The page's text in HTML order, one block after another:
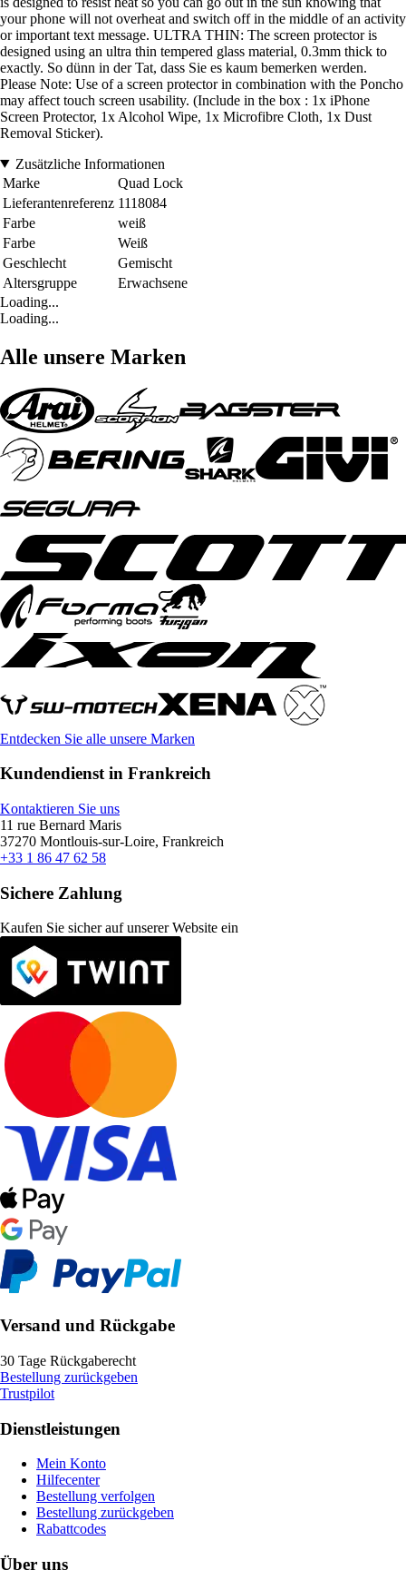
your phone will not overheat and switch off in the middle of an activity
or important text message. ULTRA THIN: The screen protector is
designed using an ultra thin tempered glass material, 0.3mm thick to
exactly. So dünn in der Tat, dass Sie es kaum bemerken werden.
Please Note: Use of a screen protector in combination with the Poncho
may affect touch screen usability. (Include in the box : 1x iPhone
Screen Protector, 1x Alcohol Wipe, 1x Microfibre Cloth, 1x Dust
Removal Sticker).
Zusätzliche Informationen
Marke
Quad Lock
Lieferantenreferenz 1118084
Farbe
weiß
Farbe
Weiß
Geschlecht
Gemischt
Altersgruppe
Erwachsene
Loading...
Loading...
Alle unsere Marken
Entdecken Sie alle unsere Marken
Kundendienst in Frankreich
Kontaktieren Sie uns
11 rue Bernard Maris
37270 Montlouis-sur-Loire, Frankreich
+33 1 86 47 62 58
Sichere Zahlung
Kaufen Sie sicher auf unserer Website ein
Versand und Rückgabe
30 Tage Rückgaberecht
Bestellung zurückgeben
Trustpilot
Dienstleistungen
Mein Konto
Hilfecenter
Bestellung verfolgen
Bestellung zurückgeben
Rabattcodes
Über uns